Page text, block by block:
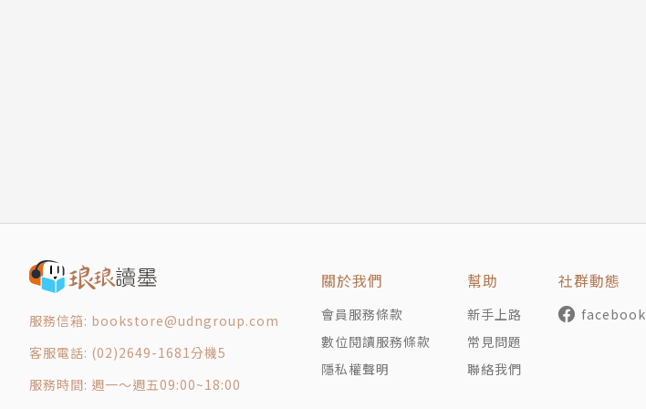
10-1（絜矩之道）
10-2（以德為本）
10-3（忠信為先）
中庸
0-0【開宗明義：朱子《中庸章句》前言】
服務信箱: bookstore@udngroup.com
客服電話: (02)2649-1681分機5
服務時間: 週一～週五09:00~18:00
關於我們
會員服務條款
數位閱讀服務條款
隱私權聲明
幫助
新手上路
常見問題
聯絡我們
社群動態
facebook